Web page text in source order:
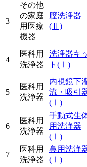
3
その他
の家庭
用医療
機器
膣洗浄器
(Ⅱ)
4
医科用
洗浄器
洗浄器キ
ト (Ⅰ)
5
医科用
洗浄器
内視鏡下
流・吸引
(Ⅰ)
6
医科用
洗浄器
手動式生
用洗浄器
(Ⅰ)
7
医科用
洗浄器
鼻用洗浄
(Ⅰ)